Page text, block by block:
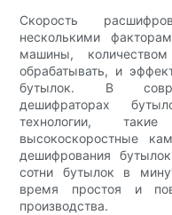
Скорость
несколькими
машины,
обрабатывать, и
бутылок. В
дешифраторах
технологии,
высокоскоростные
дешифрования
сотни бутылок в
время простоя и
производства.